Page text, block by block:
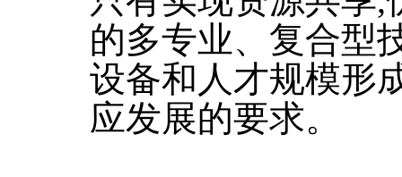
的多专业、复合型
设备和人才规模形
应发展的要求。